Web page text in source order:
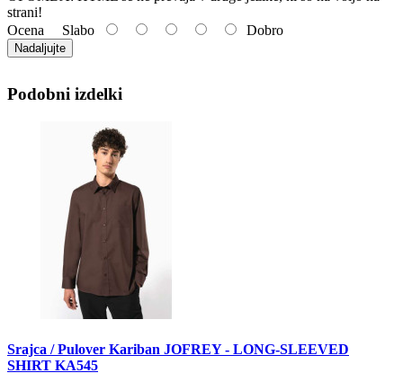
strani!
Ocena Slabo Dobro
Nadaljujte
Podobni izdelki
Srajca / Pulover Kariban JOFREY - LONG-SLEEVED
SHIRT KA545